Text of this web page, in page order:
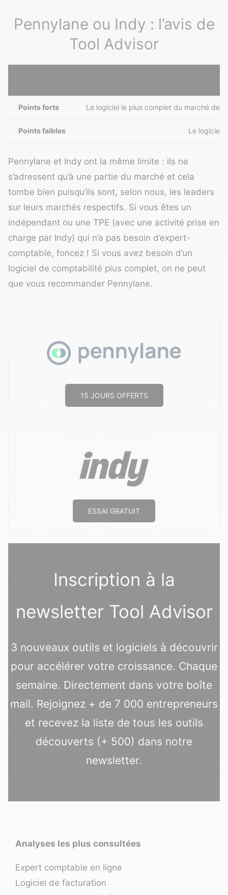
Pennylane ou Indy : l’avis de
Tool Advisor
Points forts Le logiciel le plus complet du marché de
Points faibles Le logiciel
Pennylane et Indy ont la même limite : ils ne
s’adressent qu’à une partie du marché et cela
tombe bien puisqu’ils sont, selon nous, les leaders
sur leurs marchés respectifs. Si vous êtes un
indépendant ou une TPE (avec une activité prise en
charge par Indy) qui n’a pas besoin d’expert-
comptable, foncez ! Si vous avez besoin d’un
logiciel de comptabilité plus complet, on ne peut
que vous recommander Pennylane.
15 JOURS OFFERTS
ESSAI GRATUIT
Inscription à la
newsletter Tool Advisor
3 nouveaux outils et logiciels à découvrir
pour accélérer votre croissance. Chaque
semaine. Directement dans votre boîte
mail. Rejoignez + de 7 000 entrepreneurs
et recevez la liste de tous les outils
découverts (+ 500) dans notre
newsletter.
Analyses les plus consultées
Expert comptable en ligne
Logiciel de facturation